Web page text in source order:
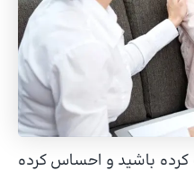
کرده باشید و احساس کرده